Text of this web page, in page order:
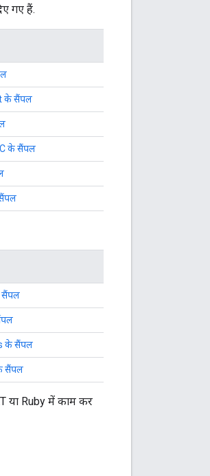
गए हैं.
के सैंपल
के सैंपल
सैंपल
के सैंपल
सैंपल
या Ruby में काम कर